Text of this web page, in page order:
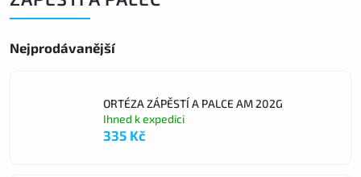
Nejprodávanější
ORTÉZA ZÁPĚSTÍ A PALCE AM 202G
Ihned k expedici
335 Kč